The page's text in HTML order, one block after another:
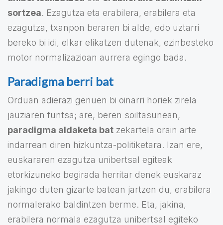
sortzea. Ezagutza eta erabilera, erabilera eta
ezagutza, txanpon beraren bi alde, edo uztarri
bereko bi idi, elkar elikatzen dutenak, ezinbesteko
motor normalizazioan aurrera egingo bada.
Paradigma berri bat
Orduan adierazi genuen bi oinarri horiek zirela
jauziaren funtsa; are, beren soiltasunean,
paradigma aldaketa bat zekartela orain arte
indarrean diren hizkuntza-politiketara. Izan ere,
euskararen ezagutza unibertsal egiteak
etorkizuneko begirada herritar denek euskaraz
jakingo duten gizarte batean jartzen du, erabilera
normalerako baldintzen berme. Eta, jakina,
erabilera normala ezagutza unibertsal egiteko